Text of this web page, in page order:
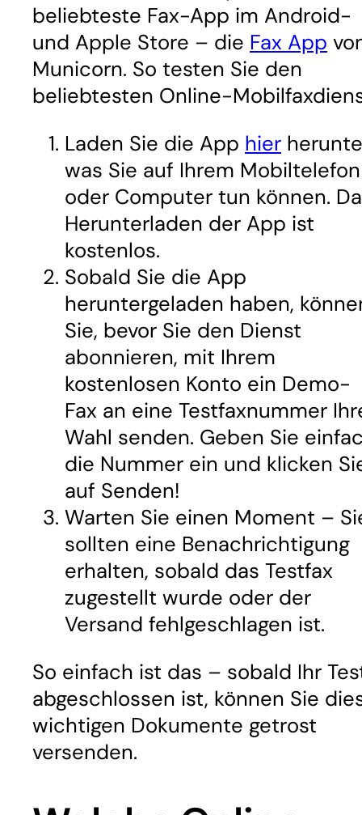
beliebteste Fax-App im Android-
und Apple Store – die Fax App
Municorn. So testen Sie den
beliebtesten Online-
Laden Sie die App hier
was Sie auf Ihrem Mobiltelefon
oder Computer tun können.
Herunterladen der App ist
kostenlos.
Sobald Sie die App
heruntergeladen haben,
Sie, bevor Sie den Dienst
abonnieren, mit Ihrem
kostenlosen Konto ein Demo-
Fax an eine Testfaxnummer
Wahl senden. Geben Sie
die Nummer ein und klicken
auf Senden!
Warten Sie einen Moment –
sollten eine Benachrichtigung
erhalten, sobald das Testfax
zugestellt wurde oder der
Versand fehlgeschlagen ist.
So einfach ist das – sobald Ihr
abgeschlossen ist, können Sie
wichtigen Dokumente getrost
versenden.